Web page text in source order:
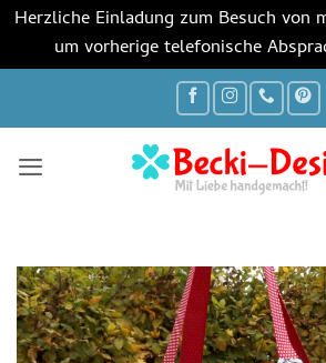
Herzliche Einladung zum Besuch von
um vorherige telefonische